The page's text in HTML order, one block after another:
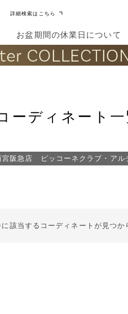
詳細検索はこちら
お盆期間の休業日について
ーディネート一
宮阪急店 ピッコーネクラブ・アル
該当するコーディネートが見つ